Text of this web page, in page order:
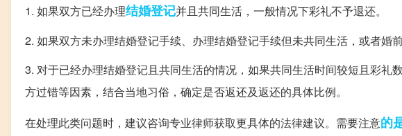
1. 如果双方已经办理结婚登记并且共同生活，一般情况下彩礼不予退还。
2. 如果双方未办理结婚登记手续、办理结婚登记手续但未共同生活，或者婚
3. 对于已经办理结婚登记且共同生活的情况，如果共同生活时间较短且彩礼
方过错等因素，结合当地习俗，确定是否返还及返还的具体比例。
在处理此类问题时，建议咨询专业律师获取更具体的法律建议。需要注意的